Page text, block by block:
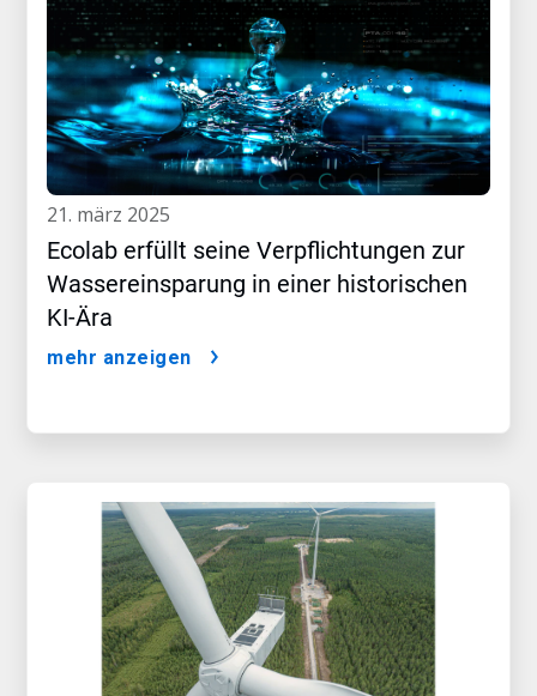
21. märz 2025
Ecolab erfüllt seine Verpflichtungen zur
Wassereinsparung in einer historischen
KI-Ära
mehr anzeigen